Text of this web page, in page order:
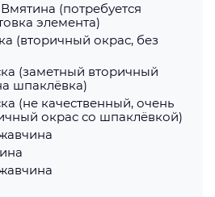
(потребуется
элемента)
(вторичный окрас, без
(заметный вторичный
шпаклёвка)
(не качественный, очень
окрас со шпаклёвкой)